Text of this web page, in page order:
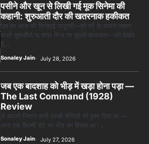
पसीने और खून से लिखी गई मूक सिनेमा की
कहानी: शुरुआती दौर की खतरनाक हकीकत
जब हम आज की सिनेमाई जादूगरी—हरे पर्दे के सामने एक्शन
करते सुपरहीरो या वायर रिग्स पर झूलते कलाकार—को देखते
हैं,…
Sonaley Jain July 28, 2026
जब एक बादशाह को भीड़ में खड़ा होना पड़ा —
The Last Command (1928)
Review
वो आदमी जिसने कभी लाखों सैनिकों को हुक्म दिया था —
आज एक फ़िल्मी सेट पर भीड़ का हिस्सा था।…
Sonaley Jain July 27, 2026